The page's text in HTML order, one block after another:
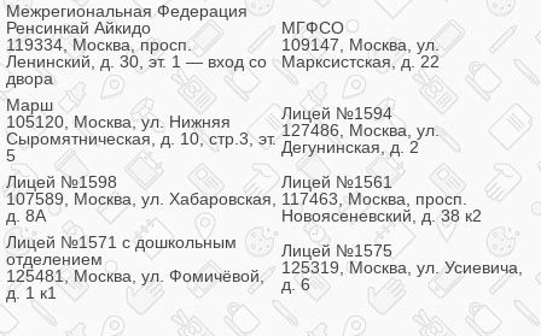
Межрегиональная Федерация
Ренсинкай Айкидо
119334, Москва, просп.
Ленинский, д. 30, эт. 1 — вход со
двора
МГФСО
109147, Москва, ул.
Марксистская, д. 22
Марш
105120, Москва, ул. Нижняя
Сыромятническая, д. 10, стр.3, эт.
5
Лицей №1594
127486, Москва, ул.
Дегунинская, д. 2
Лицей №1598
107589, Москва, ул. Хабаровская,
д. 8А
Лицей №1561
117463, Москва, просп.
Новоясеневский, д. 38 к2
Лицей №1571 с дошкольным
отделением
125481, Москва, ул. Фомичёвой,
д. 1 к1
Лицей №1575
125319, Москва, ул. Усиевича,
д. 6